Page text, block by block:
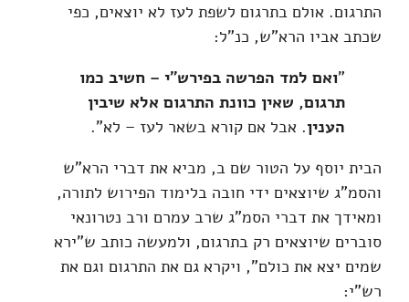
התרגום. אולם בתרגום לשפת לעז לא יוצאים, כפי
שכתב אביו הרא"ש, כנ"ל:
"ואם למד הפרשה בפירש"י – חשיב כמו
תרגום, שאין כוונת התרגום אלא שיבין
הענין. אבל אם קורא בשאר לעז – לא".
הבית יוסף על הטור שם ב, מביא את דברי הרא"ש
והסמ"ג שיוצאים ידי חובה בלימוד הפירוש לתורה,
ומאידך את דברי הסמ"ג שרב עמרם ורב נטרונאי
סוברים שיוצאים רק בתרגום, ולמעשה כותב ש"ירא
שמים יצא את כולם", ויקרא גם את התרגום וגם את
רש"י: